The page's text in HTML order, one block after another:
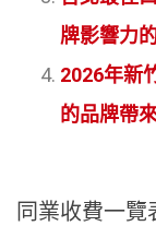
牌影響力
2026年新
的品牌帶
同業收費一覽